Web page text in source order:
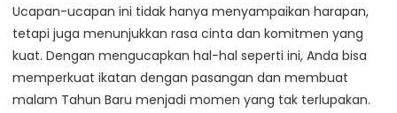
Ucapan-ucapan ini tidak hanya menyampaikan harapan,
tetapi juga menunjukkan rasa cinta dan komitmen yang
kuat. Dengan mengucapkan hal-hal seperti ini, Anda bisa
memperkuat ikatan dengan pasangan dan membuat
malam Tahun Baru menjadi momen yang tak terlupakan.